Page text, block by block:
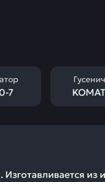
7
из